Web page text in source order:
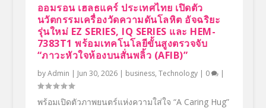
ออมรอน เฮลธแคร์ ประเทศไทย เปิดตัว
นวัตกรรมเครื่องวัดความดันโลหิต อัจฉริยะ
รุ่นใหม่ EZ SERIES, IQ SERIES และ HEM-
7383T1 พร้อมเทคโนโลยีขั้นสูงตรวจจับ
“ภาวะหัวใจห้องบนสั่นพลิ้ว (AFIB)”
byAdmin | Jun 30, 2026| business, Technology| 0 |
พร้อมเปิดตัวภาพยนตร์แห่งความใส่ใจ “A Caring Hug”